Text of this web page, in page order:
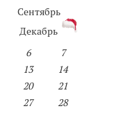
Сентябрь
Декабрь
6
7
13
14
20
21
27
28